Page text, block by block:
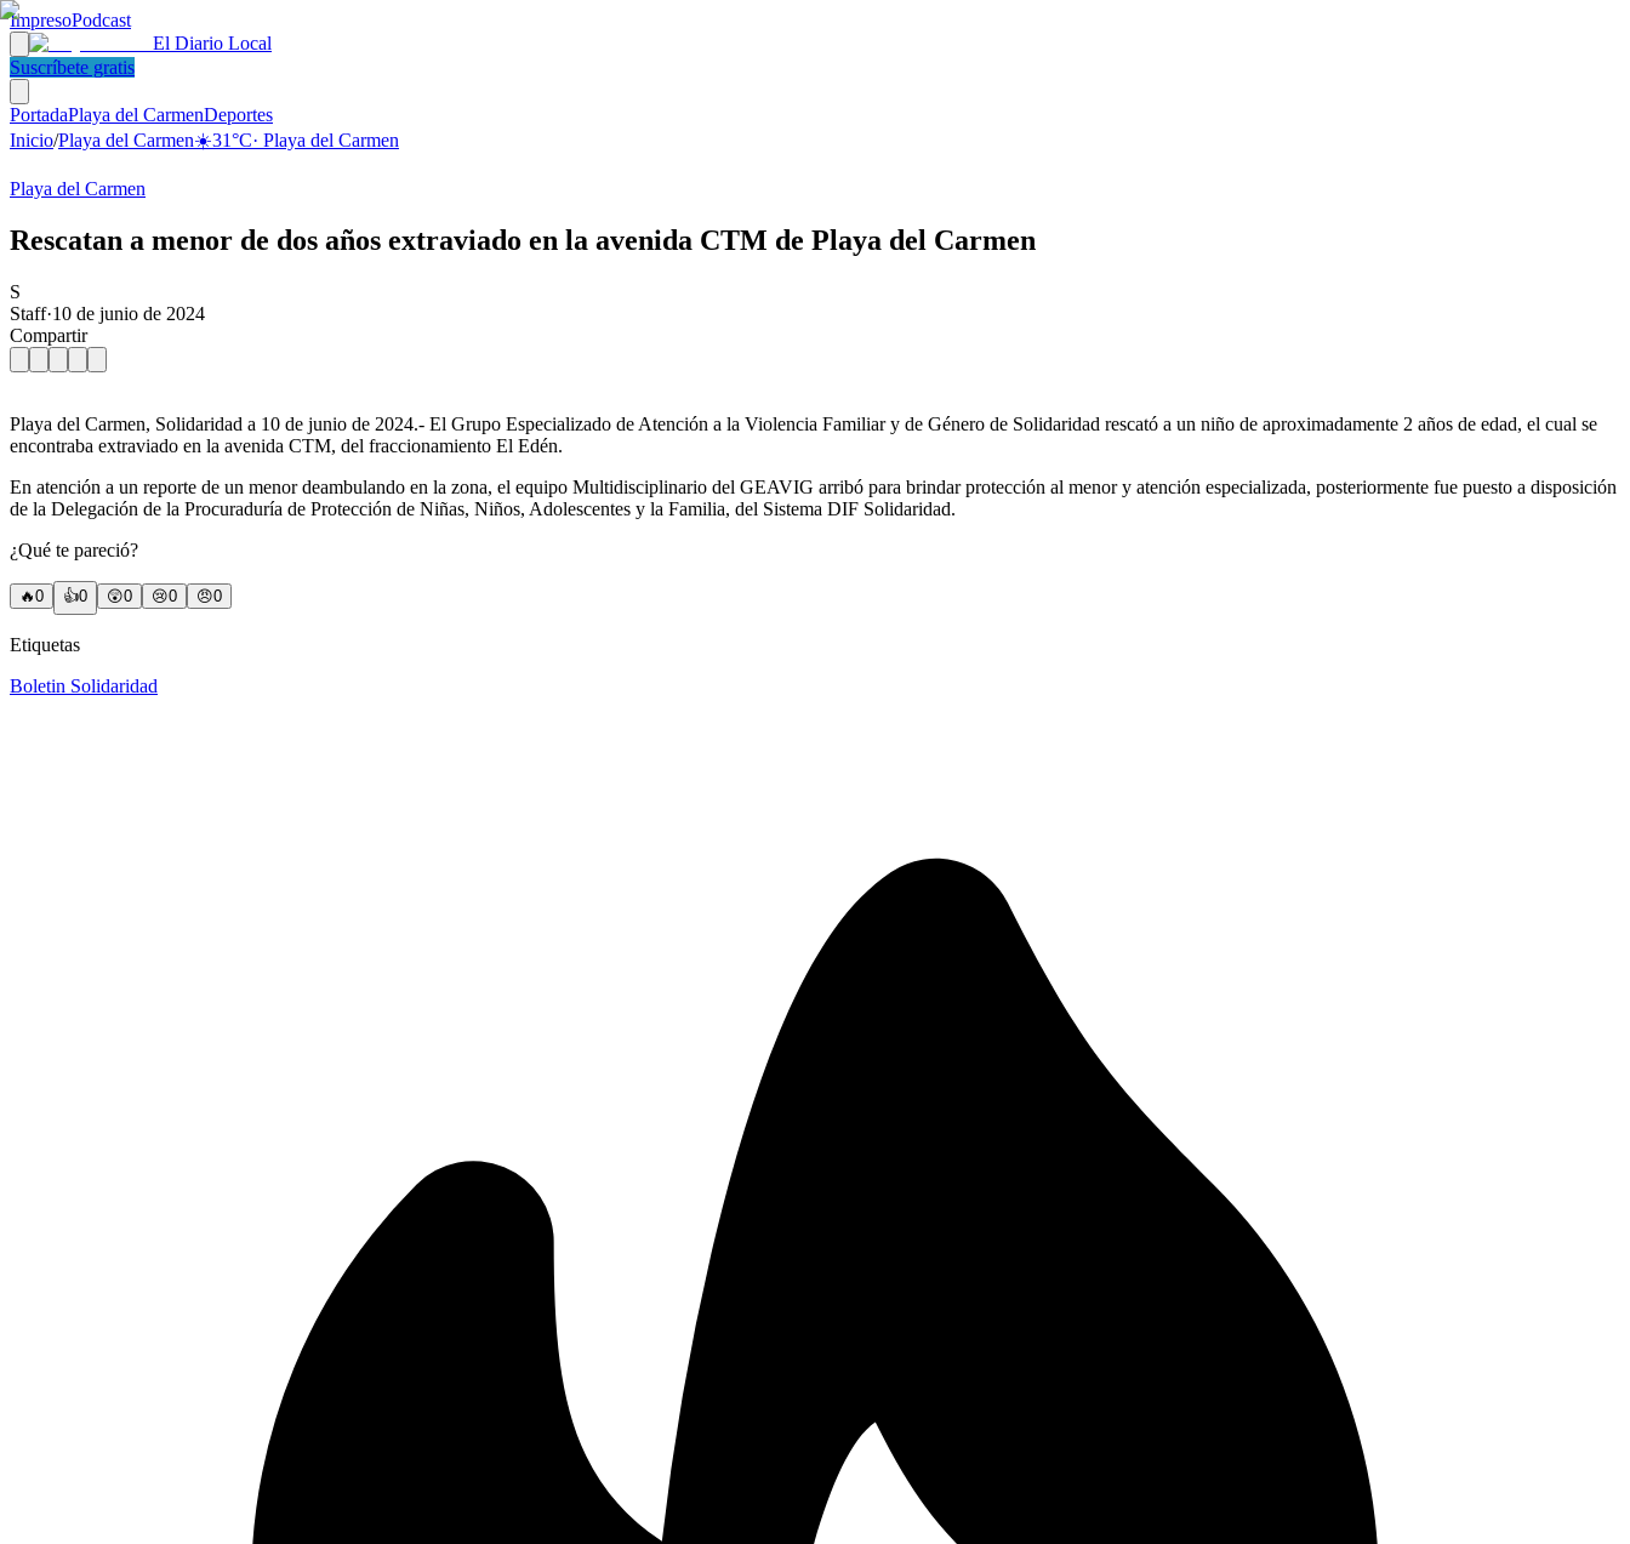
ImpresoPodcast
El Diario Local
Suscríbete gratis
PortadaPlaya del CarmenDeportes
Inicio/Playa del Carmen☀️31°C· Playa del Carmen
Playa del Carmen
Rescatan a menor de dos años extraviado en la avenida CTM de Playa del Carmen
S
Staff·10 de junio de 2024
Compartir
Playa del Carmen, Solidaridad a 10 de junio de 2024.- El Grupo Especializado de Atención a la Violencia Familiar y de Género de Solidaridad rescató a un niño de aproximadamente 2 años de edad, el cual se
encontraba extraviado en la avenida CTM, del fraccionamiento El Edén.
En atención a un reporte de un menor deambulando en la zona, el equipo Multidisciplinario del GEAVIG arribó para brindar protección al menor y atención especializada, posteriormente fue puesto a disposición
de la Delegación de la Procuraduría de Protección de Niñas, Niños, Adolescentes y la Familia, del Sistema DIF Solidaridad.
¿Qué te pareció?
🔥0 👍0 😲0 😢0 😠0
Etiquetas
Boletin Solidaridad